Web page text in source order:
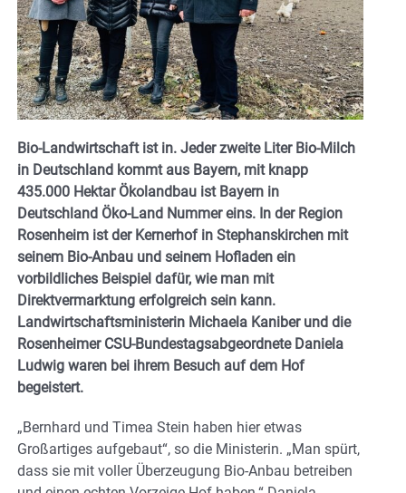
Bio-Landwirtschaft ist in. Jeder zweite Liter Bio-Milch
in Deutschland kommt aus Bayern, mit knapp
435.000 Hektar Ökolandbau ist Bayern in
Deutschland Öko-Land Nummer eins. In der Region
Rosenheim ist der Kernerhof in Stephanskirchen mit
seinem Bio-Anbau und seinem Hofladen ein
vorbildliches Beispiel dafür, wie man mit
Direktvermarktung erfolgreich sein kann.
Landwirtschaftsministerin Michaela Kaniber und die
Rosenheimer CSU-Bundestagsabgeordnete Daniela
Ludwig waren bei ihrem Besuch auf dem Hof
begeistert.
„Bernhard und Timea Stein haben hier etwas
Großartiges aufgebaut“, so die Ministerin. „Man spürt,
dass sie mit voller Überzeugung Bio-Anbau betreiben